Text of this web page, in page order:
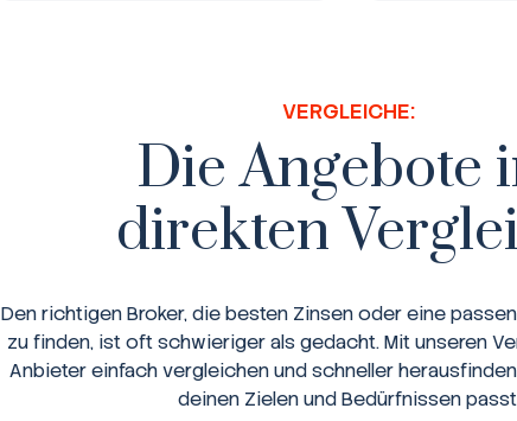
VERGLEICHE:
Die Angebote
direkten
Den richtigen Broker, die besten Zinsen oder eine
zu finden, ist oft schwieriger als gedacht. Mit unseren
Anbieter einfach vergleichen und schneller
deinen Zielen und Bedürfnissen